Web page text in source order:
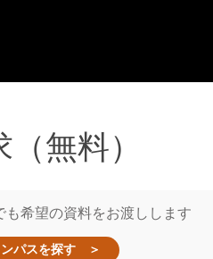
無料）
希望の資料をお渡しします
パスを探す ＞